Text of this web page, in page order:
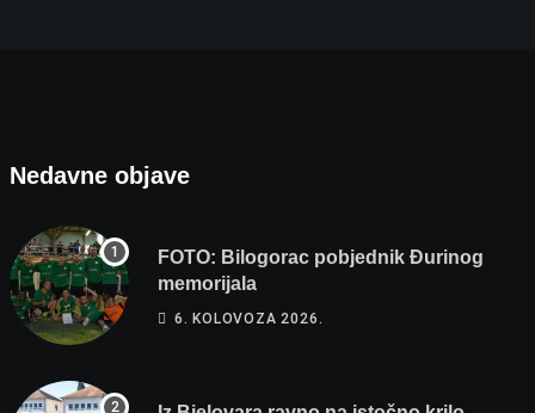
Nedavne objave
FOTO: Bilogorac pobjednik Đurinog
memorijala
6. KOLOVOZA 2026.